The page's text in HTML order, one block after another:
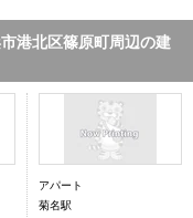
港北区篠原町周辺の建
アパート
菊名駅